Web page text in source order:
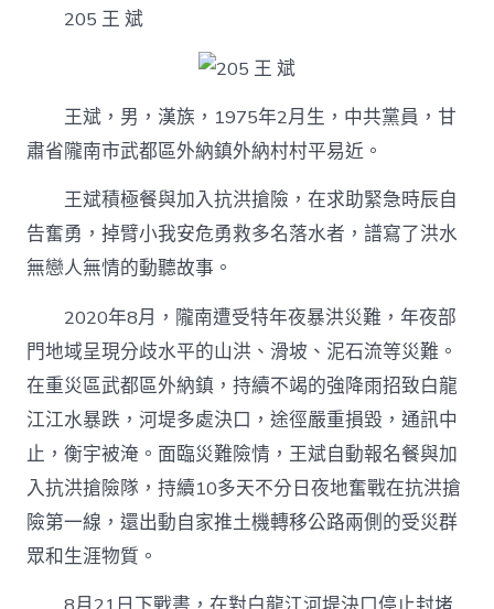
205 王 斌
王斌，男，漢族，1975年2月生，中共黨員，甘
肅省隴南市武都區外納鎮外納村村平易近。
王斌積極餐與加入抗洪搶險，在求助緊急時辰自
告奮勇，掉臂小我安危勇救多名落水者，譜寫了洪水
無戀人無情的動聽故事。
2020年8月，隴南遭受特年夜暴洪災難，年夜部
門地域呈現分歧水平的山洪、滑坡、泥石流等災難。
在重災區武都區外納鎮，持續不竭的強降雨招致白龍
江江水暴跌，河堤多處決口，途徑嚴重損毀，通訊中
止，衡宇被淹。面臨災難險情，王斌自動報名餐與加
入抗洪搶險隊，持續10多天不分日夜地奮戰在抗洪搶
險第一線，還出動自家推土機轉移公路兩側的受災群
眾和生涯物質。